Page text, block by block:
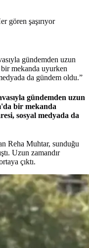
gündemden uzun
mekanda uyurken
da gündem oldu.”
gündemden uzun
bir mekanda
sosyal medyada da
Reha Muhtar, sunduğu
Uzun zamandır
çıktı.